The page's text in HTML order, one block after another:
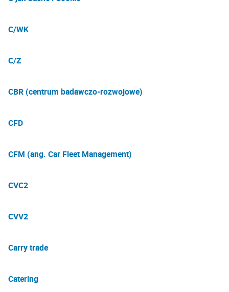
C/WK
C/Z
CBR (centrum badawczo-rozwojowe)
CFD
CFM (ang. Car Fleet Management)
CVC2
CVV2
Carry trade
Catering